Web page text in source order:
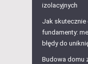
izolacyjnych
Jak
fundamenty:
błędy do
Budowa domu